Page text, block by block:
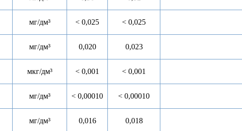
мг/дм³ < 0,025 < 0,025
мг/дм³ 0,020 0,023
мкг/дм³ < 0,001 < 0,001
мг/дм³ < 0,00010 < 0,00010
мг/дм³ 0,016 0,018